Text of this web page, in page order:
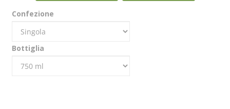
Confezione
Bottiglia